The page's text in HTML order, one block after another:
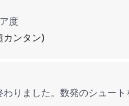
度
カンタン)
りました。数発のシュー